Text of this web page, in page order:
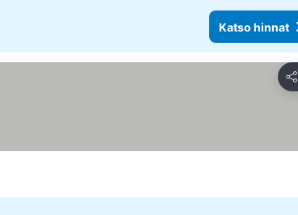
Katso hinnat
Jaa